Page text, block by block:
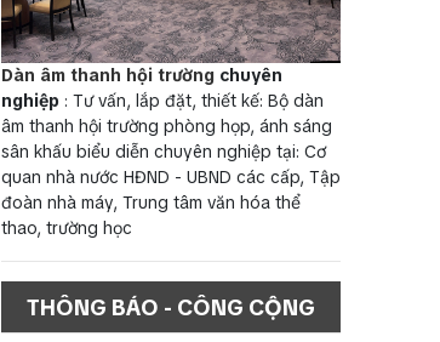
Dàn âm thanh hội trường chuyên
nghiệp : Tư vấn, lắp đặt, thiết kế: Bộ dàn
âm thanh hội trường phòng họp, ánh sáng
sân khấu biểu diễn chuyên nghiệp tại: Cơ
quan nhà nước HĐND - UBND các cấp, Tập
đoàn nhà máy, Trung tâm văn hóa thể
thao, trường học
THÔNG BÁO - CÔNG CỘNG